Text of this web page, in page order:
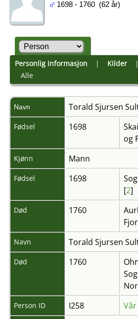
1698 - 1760 (62 år)
Personlig informasjon | Kilder
Alle
Navn Torald Sjursen
Fødsel 1698
og
Kjønn Mann
Fødsel 1698
[2]
Død 1760
Navn Torald Sjursen
Død 1760
Person ID I258